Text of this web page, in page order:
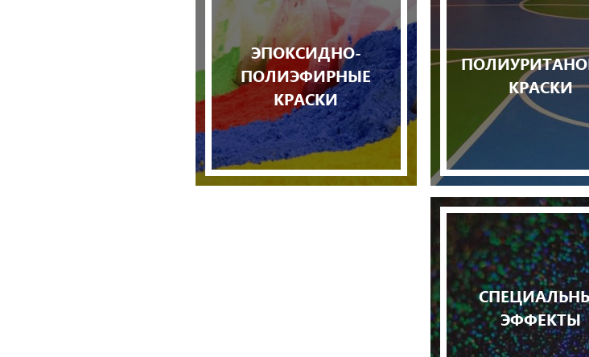
ЭПОКСИДНО-
ПОЛИЭФИРНЫЕ
КРАСКИ
КРАСКИ
ЭФФЕКТЫ